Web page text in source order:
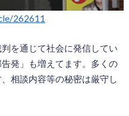
262611
を通じて社会に発信してい
発」も増えてます。多くの
相談内容等の秘密は厳守し